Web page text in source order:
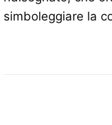
simboleggiare la